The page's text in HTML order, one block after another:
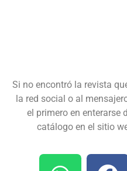
Si no encontró la revista
la red social o al
el primero en enterarse
catálogo en el sitio